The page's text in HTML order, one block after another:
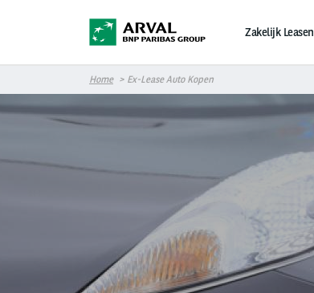
Zakelijk Leasen
Home Ex-Lease Auto Kopen